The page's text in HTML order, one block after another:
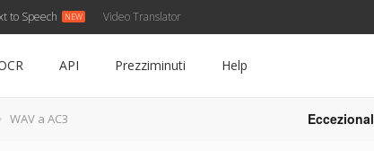
to Speech Video Translator
API Prezziminuti Help
WAV a AC3